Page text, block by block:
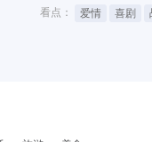
看点：
爱情 喜剧